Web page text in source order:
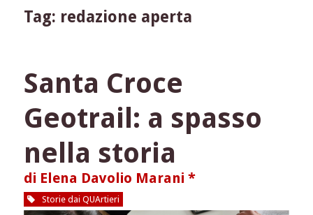
Tag: redazione aperta
Santa Croce
Geotrail: a spasso
nella storia
di Elena Davolio Marani *
Storie dai QUArtieri